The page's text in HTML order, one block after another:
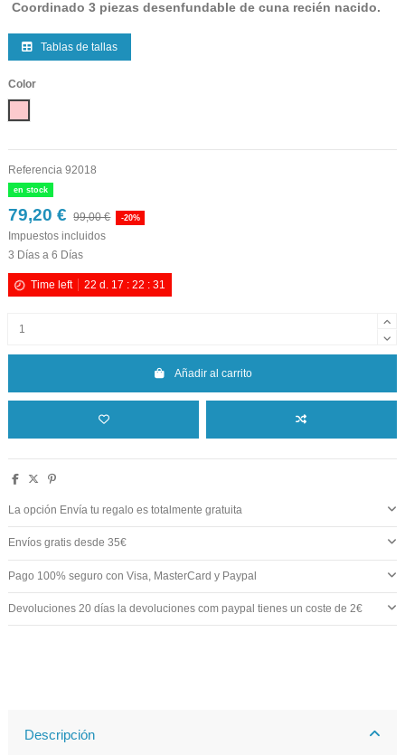
Coordinado 3 piezas desenfundable de cuna recién nacido.
Tablas de tallas
Color
Referencia 92018
en stock
79,20 € 99,00 € -20%
Impuestos incluidos
3 Días a 6 Días
Time left 22 d. 17 :22 :30
Añadir al carrito
La opción Envía tu regalo es totalmente gratuita
Envíos gratis desde 35€
Pago 100% seguro con Visa, MasterCard y Paypal
Devoluciones 20 días la devoluciones com paypal tienes un coste de 2€
Descripción